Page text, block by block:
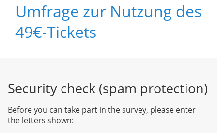
Umfrage zur Nutzung des
49€-Tickets
Security check (spam protection)
Before you can take part in the survey, please enter
the letters shown: